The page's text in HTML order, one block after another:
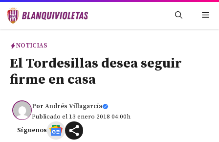
Saltar
NOTICIAS
El Tordesillas desea seguir
firme en casa
Por Andrés Villagarcía
Publicado el 13 enero 2018 04:00h
Síguenos